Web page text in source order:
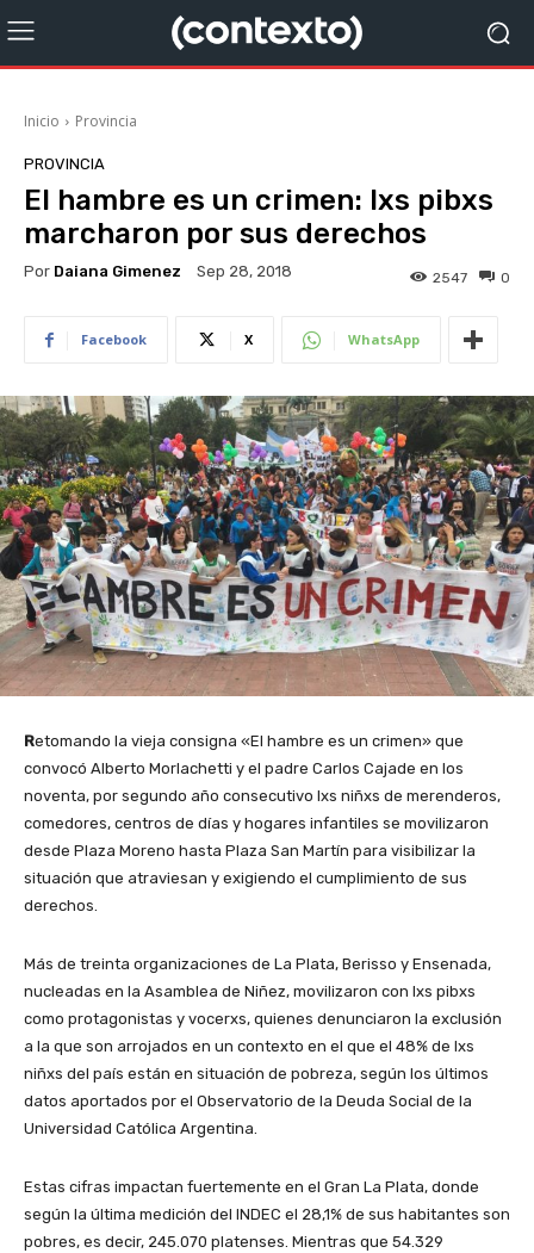
Inicio Provincia
PROVINCIA
El hambre es un crimen: lxs pibxs
marcharon por sus derechos
Por Daiana Gimenez Sep 28, 2018 0
2547
Facebook X WhatsApp
Retomando la vieja consigna «El hambre es un crimen» que
convocó Alberto Morlachetti y el padre Carlos Cajade en los
noventa, por segundo año consecutivo lxs niñxs de merenderos,
comedores, centros de días y hogares infantiles se movilizaron
desde Plaza Moreno hasta Plaza San Martín para visibilizar la
situación que atraviesan y exigiendo el cumplimiento de sus
derechos.
Más de treinta organizaciones de La Plata, Berisso y Ensenada,
nucleadas en la Asamblea de Niñez, movilizaron con lxs pibxs
como protagonistas y vocerxs, quienes denunciaron la exclusión
a la que son arrojados en un contexto en el que el 48% de lxs
niñxs del país están en situación de pobreza, según los últimos
datos aportados por el Observatorio de la Deuda Social de la
Universidad Católica Argentina.
Estas cifras impactan fuertemente en el Gran La Plata, donde
según la última medición del INDEC el 28,1% de sus habitantes son
pobres, es decir, 245.070 platenses. Mientras que 54.329